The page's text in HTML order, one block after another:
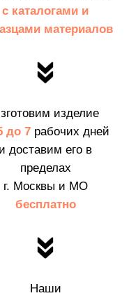
скидку30%
с каталогами и
материалов
изделие
до 7 рабочих дней
и доставим его в
пределах
г. Москвы и МО
бесплатно
Наши